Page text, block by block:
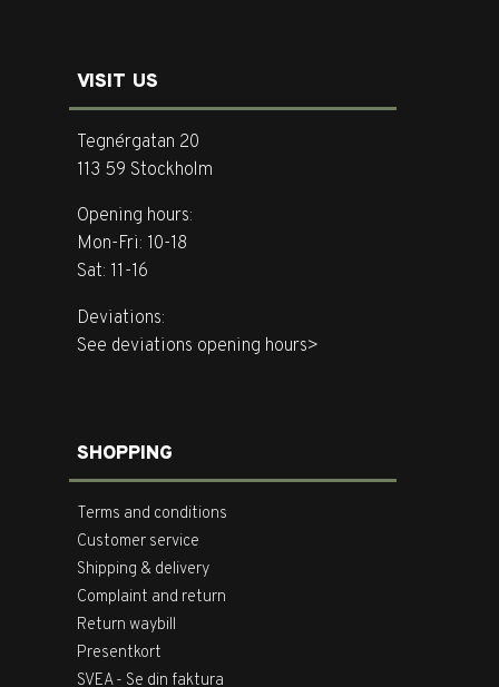
VISIT US
Tegnérgatan 20
113 59 Stockholm
Opening hours:
Mon-Fri: 10-18
Sat: 11-16
Deviations:
See deviations opening hours>
SHOPPING
Terms and conditions
Customer service
Shipping & delivery
Complaint and return
Return waybill
Presentkort
SVEA - Se din faktura